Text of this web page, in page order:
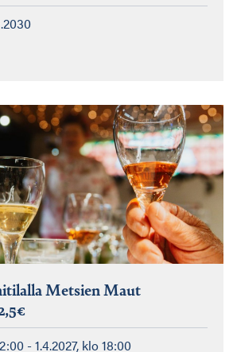
Metsien Maut
- 1.4.2027, klo 18:00